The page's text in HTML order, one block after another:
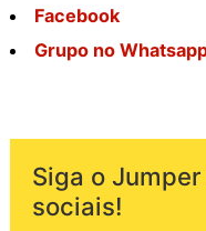
Facebook
Grupo no
Siga o
sociais!